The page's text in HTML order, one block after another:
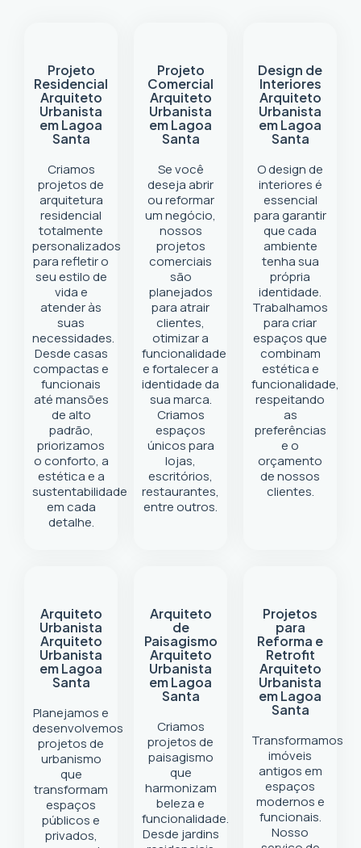
Projeto
Residencial
Arquiteto
Urbanista
em Lagoa
Santa
Criamos
projetos de
arquitetura
residencial
totalmente
personalizados
para refletir o
seu estilo de
vida e
atender às
suas
necessidades.
Desde casas
compactas e
funcionais
até mansões
de alto
padrão,
priorizamos
o conforto, a
estética e a
sustentabilidade
em cada
detalhe.
Projeto
Comercial
Arquiteto
Urbanista
em Lagoa
Santa
Se você
deseja abrir
ou reformar
um negócio,
nossos
projetos
comerciais
são
planejados
para atrair
clientes,
otimizar a
funcionalidade
e fortalecer a
identidade da
sua marca.
Criamos
espaços
únicos para
lojas,
escritórios,
restaurantes,
entre outros.
Design de
Interiores
Arquiteto
Urbanista
em Lagoa
Santa
O design de
interiores é
essencial
para garantir
que cada
ambiente
tenha sua
própria
identidade.
Trabalhamos
para criar
espaços que
combinam
estética e
funcionalidade,
respeitando
as
preferências
e o
orçamento
de nossos
clientes.
Arquiteto
Urbanista
Arquiteto
Urbanista
em Lagoa
Santa
Planejamos e
desenvolvemos
projetos de
urbanismo
que
transformam
espaços
públicos e
privados,
Arquiteto
de
Paisagismo
Arquiteto
Urbanista
em Lagoa
Santa
Criamos
projetos de
paisagismo
que
harmonizam
beleza e
funcionalidade.
Desde jardins
Projetos
para
Reforma e
Retrofit
Arquiteto
Urbanista
em Lagoa
Santa
Transformamos
imóveis
antigos em
espaços
modernos e
funcionais.
Nosso